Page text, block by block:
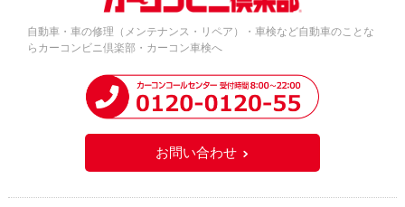
自動車・車の修理（メンテナンス・リペア）・車検など自動車のことな
らカーコンビニ倶楽部・カーコン車検へ
お問い合わせ